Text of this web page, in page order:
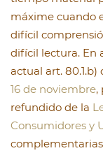
máxime cuando
difícil
difícil lectura. En
actual art. 80.1.b)
16 de noviembre,
refundido de la
Consumidores y